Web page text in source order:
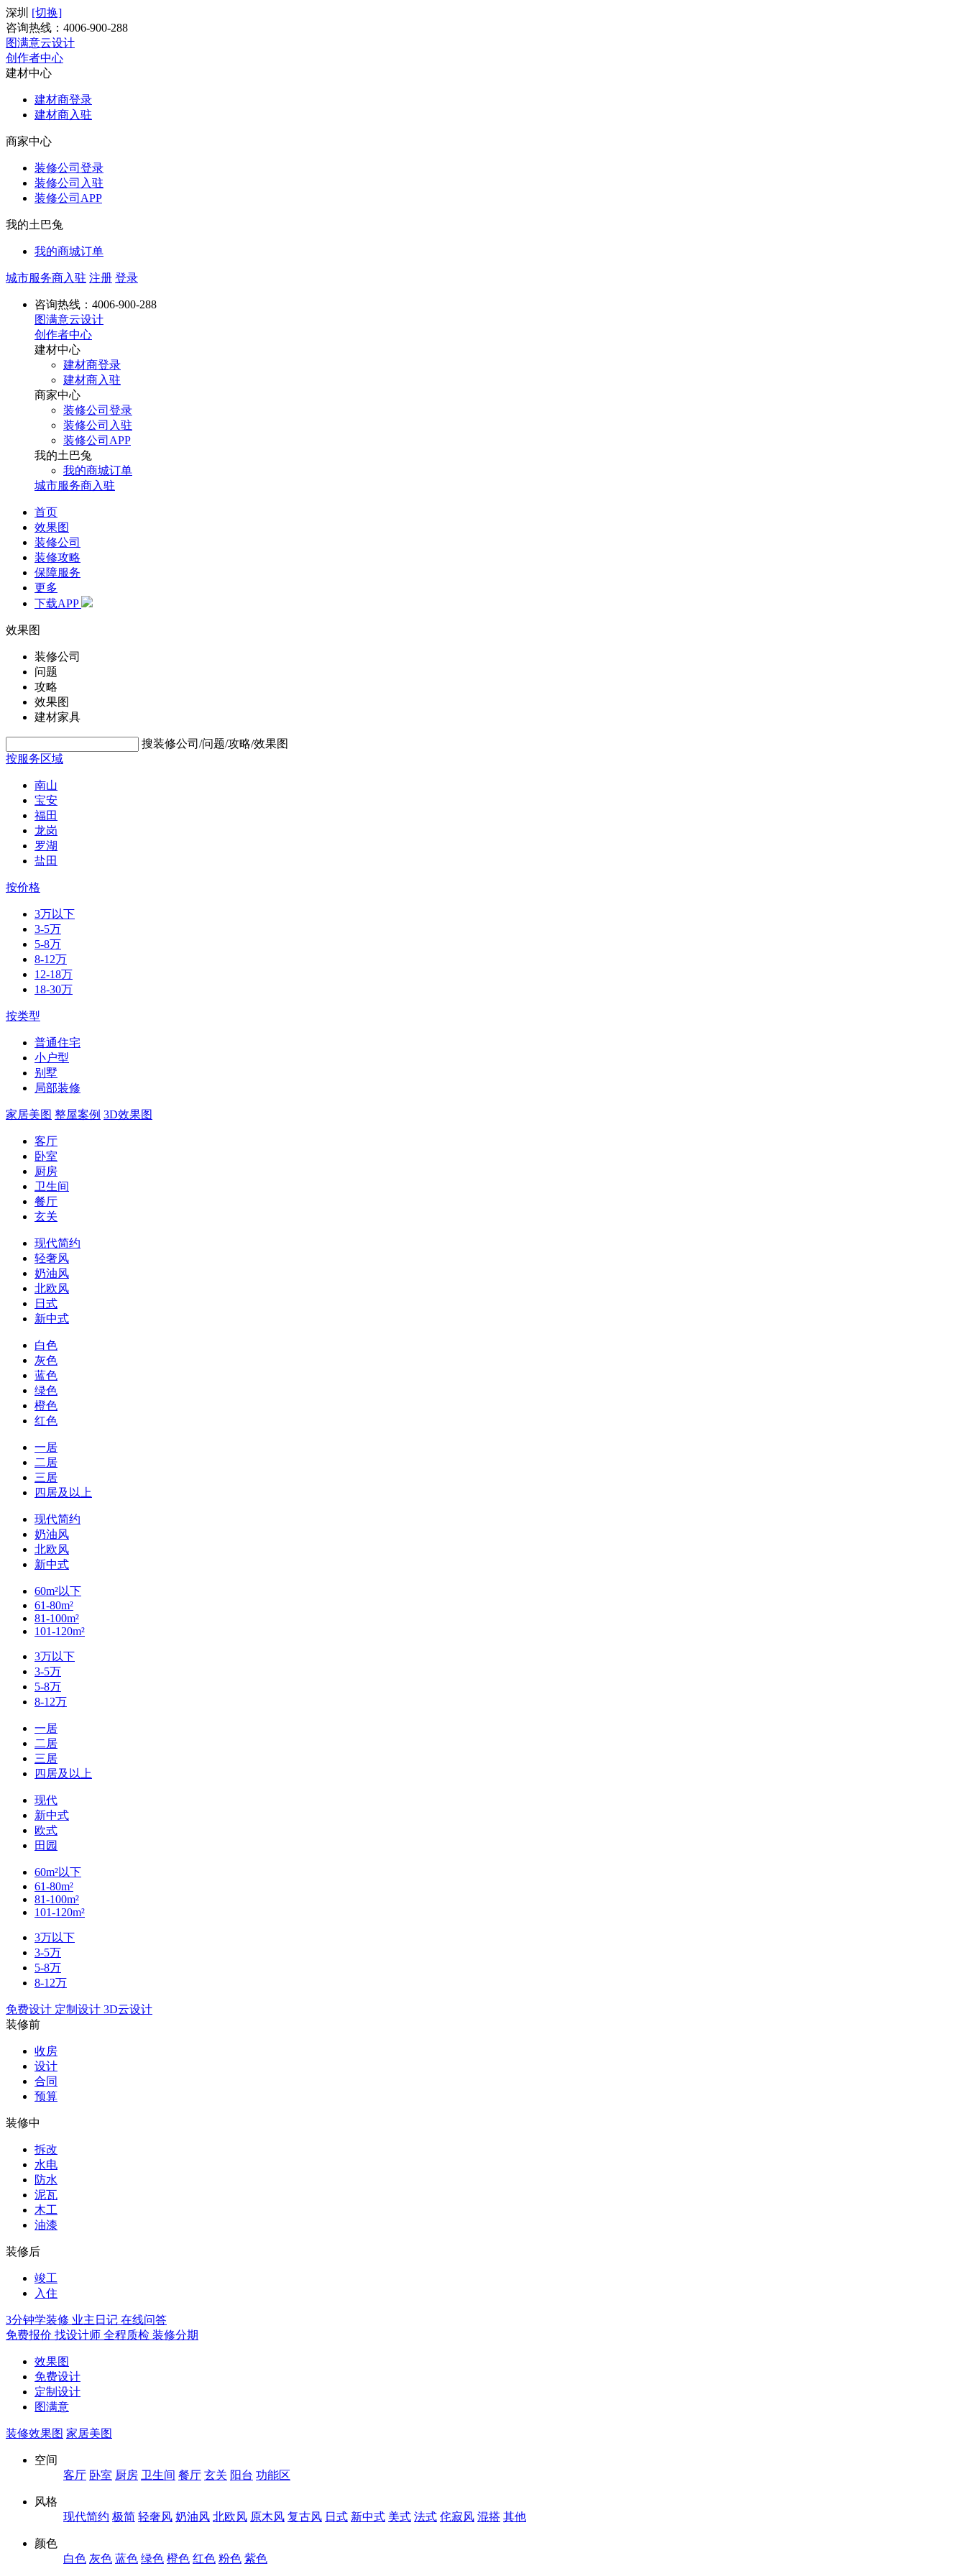
深圳 [切换]
咨询热线： 4006-900-288
图满意云设计
创作者中心
建材中心
建材商登录
建材商入驻
商家中心
装修公司登录
装修公司入驻
装修公司APP
我的土巴兔
我的商城订单
城市服务商入驻 注册 登录
咨询热线： 4006-900-288
图满意云设计
创作者中心
建材中心
建材商登录
建材商入驻
商家中心
装修公司登录
装修公司入驻
装修公司APP
我的土巴兔
我的商城订单
城市服务商入驻
首页
效果图
装修公司
装修攻略
保障服务
更多
下载APP
效果图
装修公司
问题
攻略
效果图
建材家具
搜装修公司/问题/攻略/效果图
按服务区域
南山
宝安
福田
龙岗
罗湖
盐田
按价格
3万以下
3-5万
5-8万
8-12万
12-18万
18-30万
按类型
普通住宅
小户型
别墅
局部装修
家居美图 整屋案例 3D效果图
客厅
卧室
厨房
卫生间
餐厅
玄关
现代简约
轻奢风
奶油风
北欧风
日式
新中式
白色
灰色
蓝色
绿色
橙色
红色
一居
二居
三居
四居及以上
现代简约
奶油风
北欧风
新中式
60m²以下
61-80m²
81-100m²
101-120m²
3万以下
3-5万
5-8万
8-12万
一居
二居
三居
四居及以上
现代
新中式
欧式
田园
60m²以下
61-80m²
81-100m²
101-120m²
3万以下
3-5万
5-8万
8-12万
免费设计 定制设计 3D云设计
装修前
收房
设计
合同
预算
装修中
拆改
水电
防水
泥瓦
木工
油漆
装修后
竣工
入住
3分钟学装修 业主日记 在线问答
免费报价 找设计师 全程质检 装修分期
效果图
免费设计
定制设计
图满意
装修效果图 家居美图
空间
客厅 卧室 厨房 卫生间 餐厅 玄关 阳台 功能区
风格
现代简约 极简 轻奢风 奶油风 北欧风 原木风 复古风 日式 新中式 美式 法式 侘寂风 混搭 其他
颜色
白色 灰色 蓝色 绿色 橙色 红色 粉色 紫色